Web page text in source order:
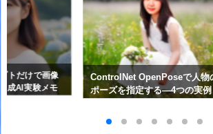
トだけで画像
成AI実験メモ
ControlNet OpenPoseで人物
ポーズを指定する―4つの実例